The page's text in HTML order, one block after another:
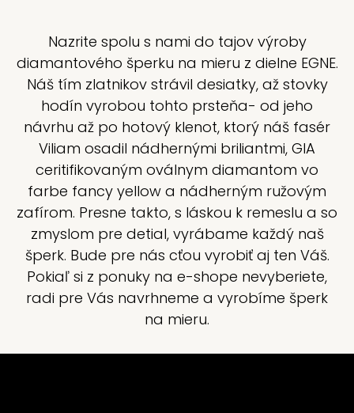
Nazrite spolu s nami do tajov výroby
diamantového šperku na mieru z dielne EGNE.
Náš tím zlatnikov strávil desiatky, až stovky
hodín vyrobou tohto prsteňa- od jeho
návrhu až po hotový klenot, ktorý náš fasér
Viliam osadil nádhernými briliantmi, GIA
ceritifikovaným oválnym diamantom vo
farbe fancy yellow a nádherným ružovým
zafírom. Presne takto, s láskou k remeslu a so
zmyslom pre detial, vyrábame každý naš
šperk. Bude pre nás cťou vyrobiť aj ten Váš.
Pokiaľ si z ponuky na e-shope nevyberiete,
radi pre Vás navrhneme a vyrobíme šperk
na mieru.